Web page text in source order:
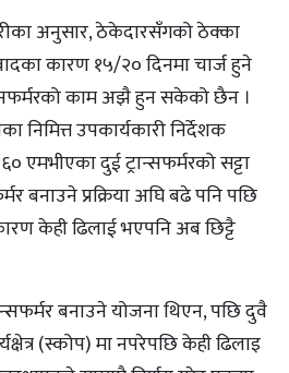
अनुसार, ठेकेदारसँगको ठेक्का
कारण १५/२० दिनमा चार्ज हुने
काम अझै हुन सकेको छैन ।
निमित्त उपकार्यकारी निर्देशक
एमभीएका दुई ट्रान्सफर्मरको सट्टा
बनाउने प्रक्रिया अघि बढे पनि पछि
केही ढिलाई भएपनि अब छिट्टै
बनाउने योजना थिएन, पछि दुवै
(स्कोप) मा नपरेपछि केही ढिलाइ